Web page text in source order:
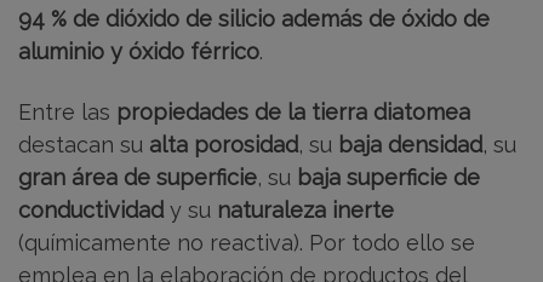
94 % de dióxido de silicio además de óxido de
aluminio y óxido férrico.
Entre las propiedades de la tierra diatomea
destacan su alta porosidad, su baja densidad, su
gran área de superficie, su baja superficie de
conductividad y su naturaleza inerte
(químicamente no reactiva). Por todo ello se
emplea en la elaboración de productos del